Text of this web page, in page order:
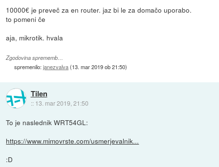
10000€ je preveč za en router. jaz bi le za domačo uporabo.
to pomeni če
aja, mikrotik. hvala
Zgodovina sprememb…
spremenilo:janezvalva(13. mar 2019 ob 21:50)
Tilen
:: 13. mar 2019, 21:50
To je naslednik WRT54GL:
https://www.mimovrste.com/usmerjevalnik...
:D